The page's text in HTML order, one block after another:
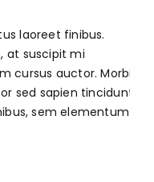
laoreet finibus.
at suscipit mi
cursus auctor. Morbi
sed sapien tincidunt
sem elementum